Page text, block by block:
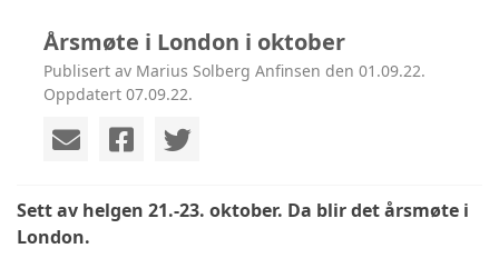
Årsmøte i London i oktober
Publisert av Marius Solberg Anfinsen den 01.09.22.
Oppdatert 07.09.22.
Sett av helgen 21.-23. oktober. Da blir det årsmøte i
London.